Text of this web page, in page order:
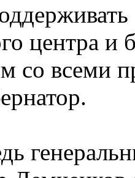
центра и
со всеми